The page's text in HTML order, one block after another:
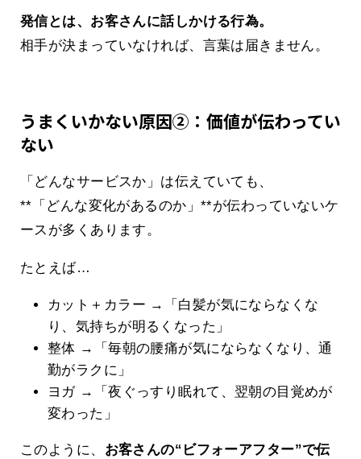
発信とは、お客さんに話しかける行為。
相手が決まっていなければ、言葉は届きません。
うまくいかない原因②：価値が伝わってい
ない
「どんなサービスか」は伝えていても、
**「どんな変化があるのか」**が伝わっていないケ
ースが多くあります。
たとえば…
カット＋カラー →「白髪が気にならなくな
り、気持ちが明るくなった」
整体 →「毎朝の腰痛が気にならなくなり、通
勤がラクに」
ヨガ →「夜ぐっすり眠れて、翌朝の目覚めが
変わった」
このように、 お客さんの“ビフォーアフター”で伝